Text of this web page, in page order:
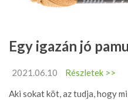
Egy igazán jó
2021.06.10
Részletek >>
Aki sokat köt, az tudja, hogy